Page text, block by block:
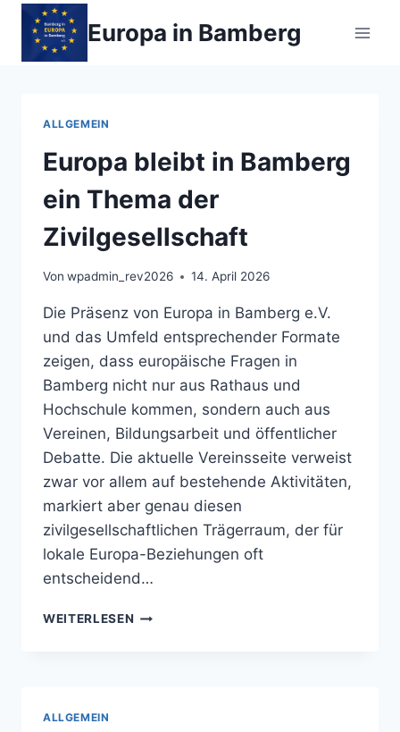
Inhalt
springen
Europa in Bamberg
ALLGEMEIN
Europa bleibt in Bamberg
ein Thema der
Zivilgesellschaft
Von wpadmin_rev2026 14. April 2026
Die Präsenz von Europa in Bamberg e.V.
und das Umfeld entsprechender Formate
zeigen, dass europäische Fragen in
Bamberg nicht nur aus Rathaus und
Hochschule kommen, sondern auch aus
Vereinen, Bildungsarbeit und öffentlicher
Debatte. Die aktuelle Vereinsseite verweist
zwar vor allem auf bestehende Aktivitäten,
markiert aber genau diesen
zivilgesellschaftlichen Trägerraum, der für
lokale Europa-Beziehungen oft
entscheidend…
WEITERLESEN EUROPA
ALLGEMEIN